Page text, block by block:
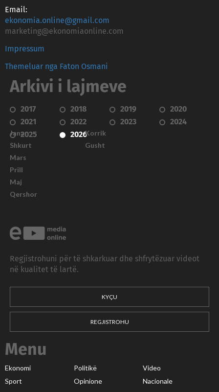
Email:
ekonomia.online@gmail.com
marketing@ekonomiaonline.com
Impressum
Themeluar nga Faton Osmani
Arkivi i lajmeve
2017 2018 2019
2020
2021
2022 2023
2024
2025
2026
Janar
Shkurt
Mars
Prill
Maj
Qershor
Korrik
Gusht
Regjistrohuni për të shkarkuar dhe shfrytëzuar videot
në kualitet të lartë.
KYÇU
REGJISTROHU
Menu
Ekonomi Politikë
Video
Sport
Opinione
Nacionale